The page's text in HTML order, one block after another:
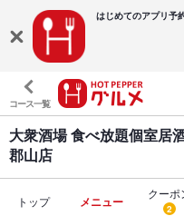
はじめてのアプリ予
コース一覧
大衆酒場 食べ放題個室居
郡山店
トップ メニュー
クーポ
2